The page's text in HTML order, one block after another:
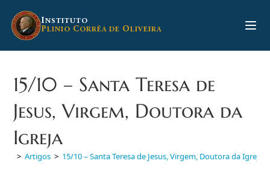
para
INSTITUTO
PLINIO CORRÊA DE OLIVEIRA
15/10 – Santa Teresa de
Jesus, Virgem, Doutora da
Igreja
> Artigos > 15/10 – Santa Teresa de Jesus, Virgem, Doutora da Igreja